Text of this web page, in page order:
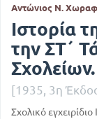
Αντώνιος Ν.
Ιστορία
την ΣΤ΄
Σχολείων.
[1935, 3η
Σχολικό